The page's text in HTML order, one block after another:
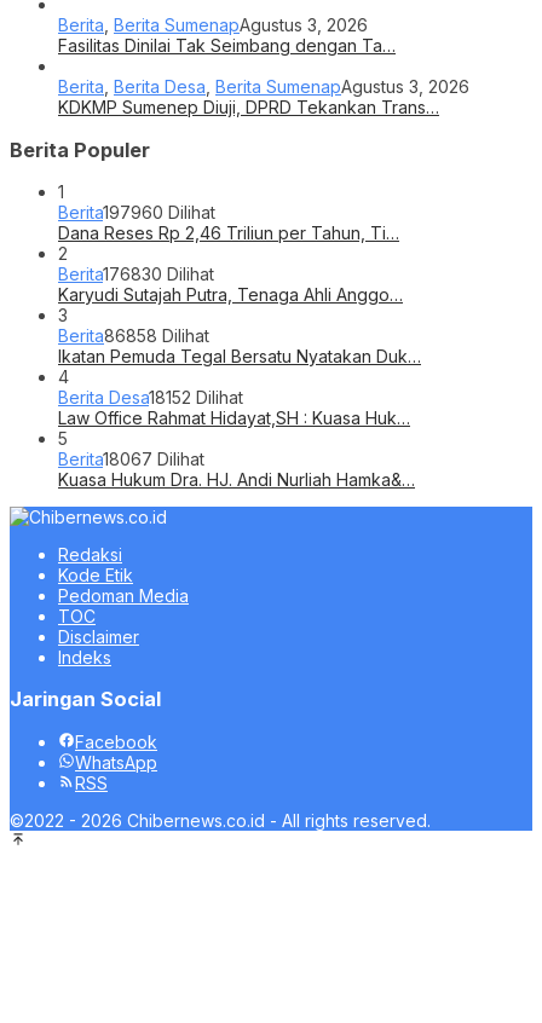
Berita Berita SumenapAgustus 3, 2026
Fasilitas Dinilai Tak Seimbang dengan Ta…
Berita Berita Desa Berita SumenapAgustus 3, 2026
KDKMP Sumenep Diuji, DPRD Tekankan Trans…
Berita Populer
1
Berita197960 Dilihat
Dana Reses Rp 2,46 Triliun per Tahun, Ti…
2
Berita176830 Dilihat
Karyudi Sutajah Putra, Tenaga Ahli Anggo…
3
Berita86858 Dilihat
Ikatan Pemuda Tegal Bersatu Nyatakan Duk…
4
Berita Desa18152 Dilihat
Law Office Rahmat Hidayat,SH : Kuasa Huk…
5
Berita18067 Dilihat
Kuasa Hukum Dra. HJ. Andi Nurliah Hamka&…
Redaksi
Kode Etik
Pedoman Media
TOC
Disclaimer
Indeks
Jaringan Social
Facebook
WhatsApp
RSS
©2022 - 2026 Chibernews.co.id - All rights reserved.